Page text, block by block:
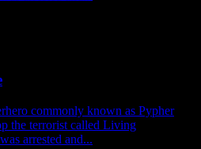
commonly known as Pypher
the terrorist called Living
arrested and...